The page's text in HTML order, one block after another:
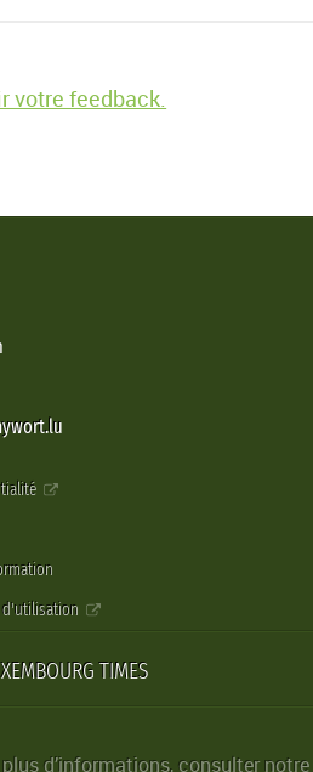
votre feedback.
d'utilisation
TIMES
d’informations, consulter notre